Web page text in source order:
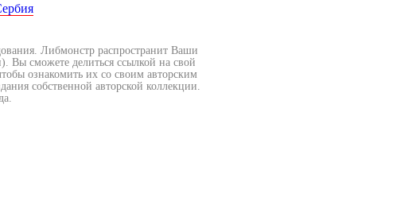
Либмонстр распространит Ваши
Вы сможете делиться ссылкой на свой
ознакомить их со своим авторским
собственной авторской коллекции.